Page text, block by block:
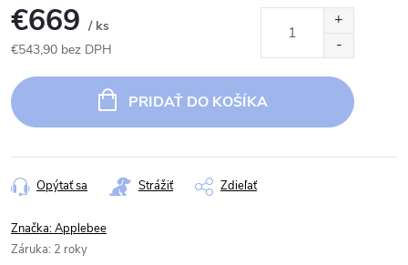
€669 / ks
€543,90 bez DPH
cena:
PRIDAŤ DO KOŠÍKA
Opýtať sa Strážiť Zdieľať
Značka:Applebee
Záruka: 2 roky